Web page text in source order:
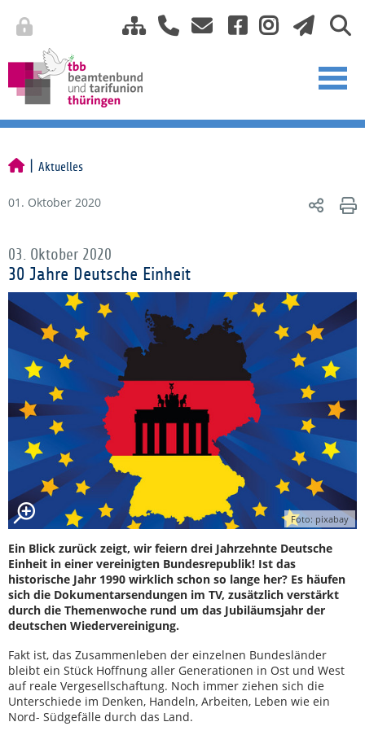
Aktuelles
01. Oktober 2020
03. Oktober 2020
30 Jahre Deutsche Einheit
Foto: pixabay
Ein Blick zurück zeigt, wir feiern drei Jahrzehnte Deutsche
Einheit in einer vereinigten Bundesrepublik! Ist das
historische Jahr 1990 wirklich schon so lange her? Es häufen
sich die Dokumentarsendungen im TV, zusätzlich verstärkt
durch die Themenwoche rund um das Jubiläumsjahr der
deutschen Wiedervereinigung.
Fakt ist, das Zusammenleben der einzelnen Bundesländer
bleibt ein Stück Hoffnung aller Generationen in Ost und West
auf reale Vergesellschaftung. Noch immer ziehen sich die
Unterschiede im Denken, Handeln, Arbeiten, Leben wie ein
Nord- Südgefälle durch das Land.